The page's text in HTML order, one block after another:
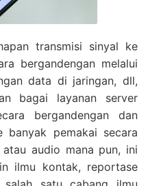
transmisi sinyal ke
bergandengan melalui
data di jaringan, dll,
bagai layanan server
bergandengan dan
banyak pemakai secara
audio mana pun, ini
ilmu kontak, reportase